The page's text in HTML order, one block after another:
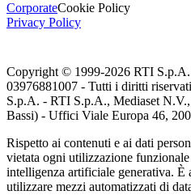
CorporateCookie Policy
Privacy Policy
Copyright © 1999-2026 RTI S.p.A.
03976881007 - Tutti i diritti
S.p.A. - RTI S.p.A., Mediaset N.V.,
Bassi) - Uffici Viale Europa 46,
Rispetto ai contenuti e ai dati
vietata ogni utilizzazione
intelligenza artificiale generativa. È
utilizzare mezzi automatizzati di